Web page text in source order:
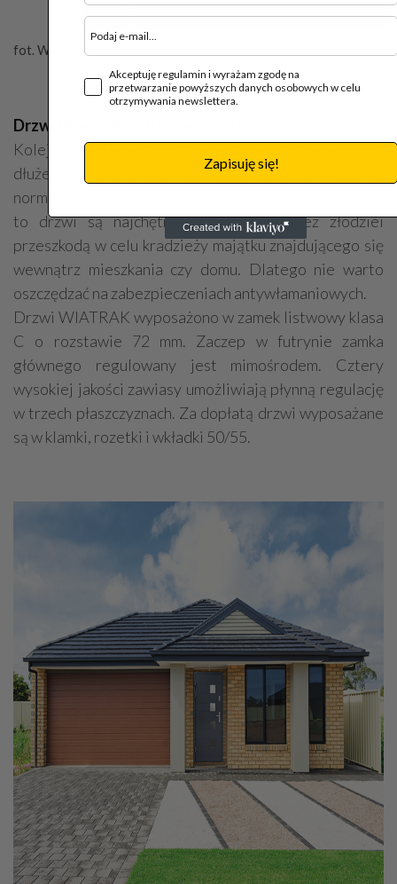
fot. WIATRAK
Drzwi drewniane – bezpieczeństwo
Kolejny punktem przy, którym należy zatrzymać się na
dłużej wybierając drzwi drewniane jest sprawdzenie
norm bezpieczeństwa. Według statystyk policyjnych
to drzwi są najchętniej forsowaną przez złodziei
przeszkodą w celu kradzieży majątku znajdującego się
wewnątrz mieszkania czy domu. Dlatego nie warto
oszczędzać na zabezpieczeniach antywłamaniowych.
Drzwi WIATRAK wyposażono w zamek listwowy klasa
C o rozstawie 72 mm. Zaczep w futrynie zamka
głównego regulowany jest mimośrodem. Cztery
wysokiej jakości zawiasy umożliwiają płynną regulację
w trzech płaszczyznach. Za dopłatą drzwi wyposażane
są w klamki, rozetki i wkładki 50/55.
Akceptuję regulamin i wyrażam zgodę na
przetwarzanie powyższych danych osobowych w celu
otrzymywania newslettera.
Zapisuję się!